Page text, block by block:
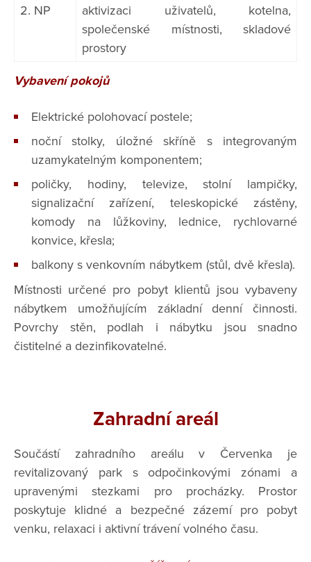
2. NP
aktivizaci uživatelů, kotelna,
společenské místnosti, skladové
prostory
Vybavení pokojů
Elektrické polohovací postele;
noční stolky, úložné skříně s integrovaným
uzamykatelným komponentem;
poličky, hodiny, televize, stolní lampičky,
signalizační zařízení, teleskopické zástěny,
komody na lůžkoviny, lednice, rychlovarné
konvice, křesla;
balkony s venkovním nábytkem (stůl, dvě křesla).
Místnosti určené pro pobyt klientů jsou vybaveny
nábytkem umožňujícím základní denní činnosti.
Povrchy stěn, podlah i nábytku jsou snadno
čistitelné a dezinfikovatelné.
Zahradní areál
Součástí zahradního areálu v Červenka je
revitalizovaný park s odpočinkovými zónami a
upravenými stezkami pro procházky. Prostor
poskytuje klidné a bezpečné zázemí pro pobyt
venku, relaxaci i aktivní trávení volného času.